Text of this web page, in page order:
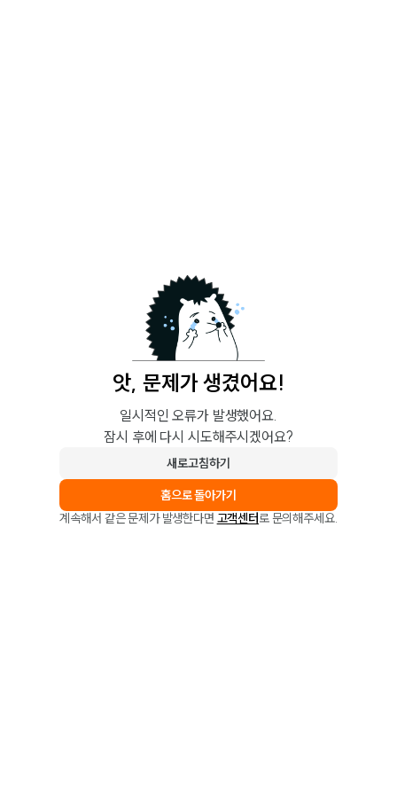
앗, 문제가 생겼어요!
일시적인 오류가 발생했어요.
잠시 후에 다시 시도해주시겠어요?
새로고침하기
홈으로 돌아가기
계속해서 같은 문제가 발생한다면 고객센터로 문의해주세요.